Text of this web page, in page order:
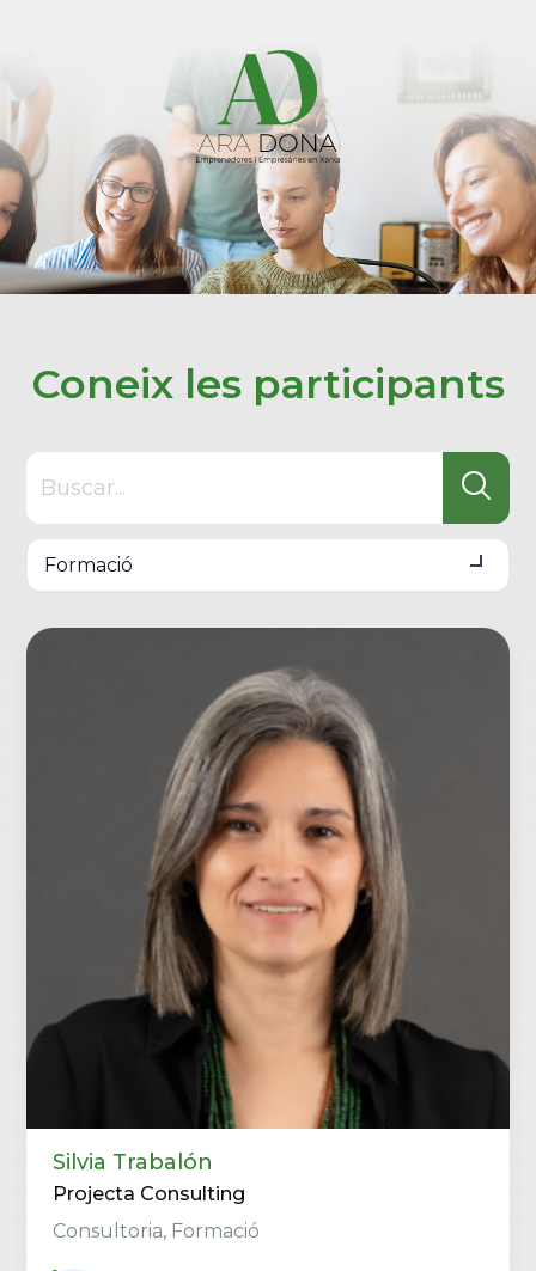
Coneix les participants
Formació
Silvia Trabalón
Projecta Consulting
Consultoria, Formació